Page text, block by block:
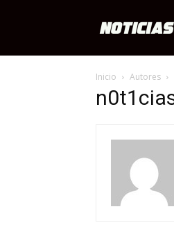
Inicio Autores